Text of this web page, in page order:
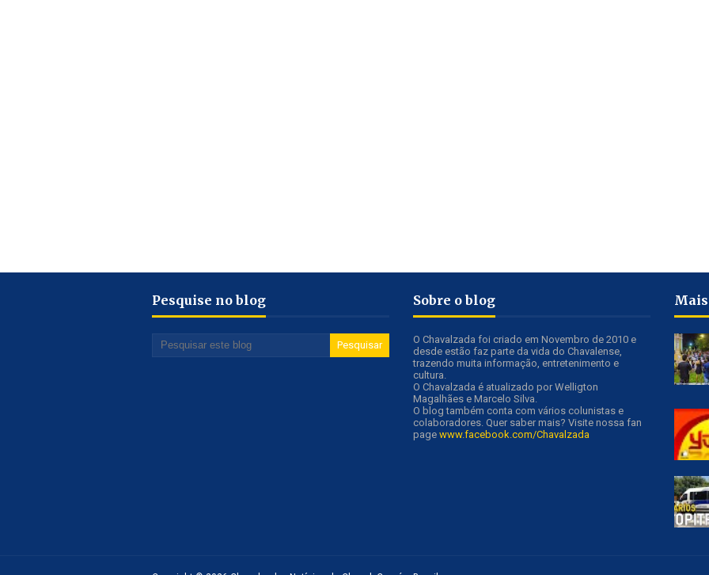
Pesquise no blog Sobre o blog
O Chavalzada foi criado em Novembro de 2010 e
desde estão faz parte da vida do Chavalense,
trazendo muita informação, entretenimento e
cultura.
O Chavalzada é atualizado por Welligton
Magalhães e Marcelo Silva.
O blog também conta com vários colunistas e
colaboradores. Quer saber mais? Visite nossa fan
page www.facebook.com/Chavalzada